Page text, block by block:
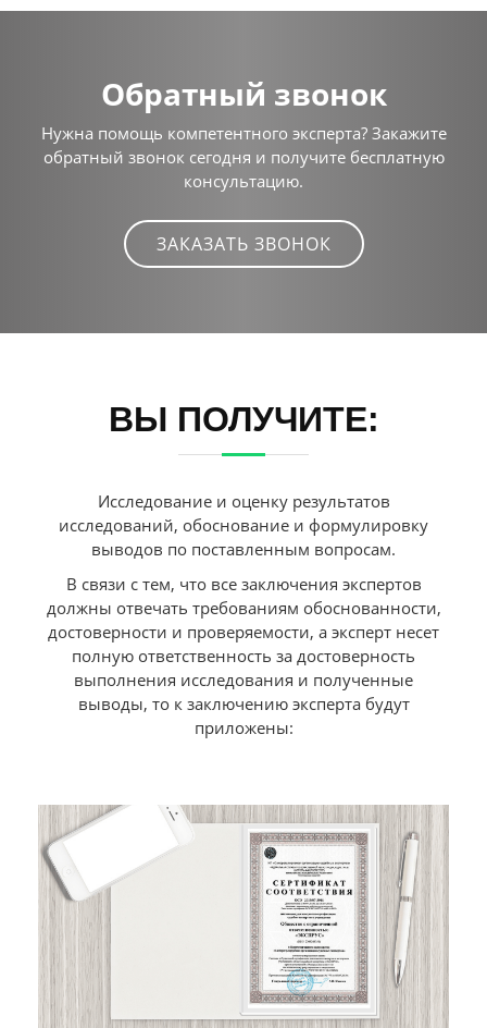
Обратный звонок
Нужна помощь компетентного эксперта? Закажите
обратный звонок сегодня и получите бесплатную
консультацию.
ЗАКАЗАТЬ ЗВОНОК
ВЫ ПОЛУЧИТЕ:
Исследование и оценку результатов
исследований, обоснование и формулировку
выводов по поставленным вопросам.
В связи с тем, что все заключения экспертов
должны отвечать требованиям обоснованности,
достоверности и проверяемости, а эксперт несет
полную ответственность за достоверность
выполнения исследования и полученные
выводы, то к заключению эксперта будут
приложены: